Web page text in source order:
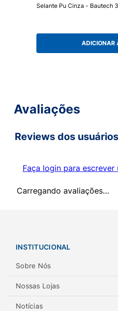
Selante Pu Cinza - Bautech
ADICIONAR
Avaliações
Reviews dos usuários
Faça login para escrever
Carregando avaliações…
INSTITUCIONAL
Sobre Nós
Nossas Lojas
Notícias